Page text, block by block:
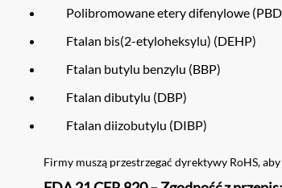
Polibromowane etery difenylowe
Ftalan bis(2-etyloheksylu) (DEHP)
Ftalan butylu benzylu (BBP)
Ftalan dibutylu (DBP)
Ftalan diizobutylu (DIBP)
Firmy muszą przestrzegać dyrektywy RoHS,